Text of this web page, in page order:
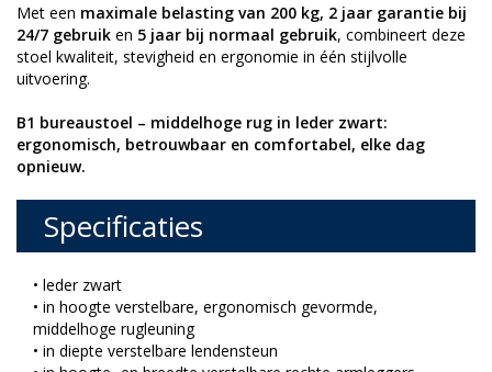
Met een maximale belasting van 200 kg, 2 jaar garantie bij
24/7 gebruik en 5 jaar bij normaal gebruik, combineert deze
stoel kwaliteit, stevigheid en ergonomie in één stijlvolle
uitvoering.
B1 bureaustoel – middelhoge rug in leder zwart:
ergonomisch, betrouwbaar en comfortabel, elke dag
opnieuw.
Specificaties
• leder zwart
• in hoogte verstelbare, ergonomisch gevormde,
middelhoge rugleuning
• in diepte verstelbare lendensteun